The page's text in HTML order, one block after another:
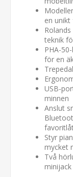
en
teknik
PHA-
för en
USB-
minnen
Anslut
Styr
mycket
Två
minijack